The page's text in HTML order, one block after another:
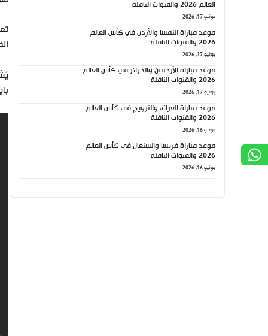
الفوز في
العالم 2026 والقنوات الناقلة
يونيو 17, 2026
موعد مباراة النمسا والأردن في كأس العالم
2026 والقنوات الناقلة
يونيو 17, 2026
موعد مباراة الأرجنتين والجزائر في كأس العالم
2026 والقنوات الناقلة
يونيو 17, 2026
موعد مباراة العراق والنرويج في كأس العالم
2026 والقنوات الناقلة
يونيو 16, 2026
موعد مباراة فرنسا والسنغال في كأس العالم
2026 والقنوات الناقلة
يونيو 16, 2026